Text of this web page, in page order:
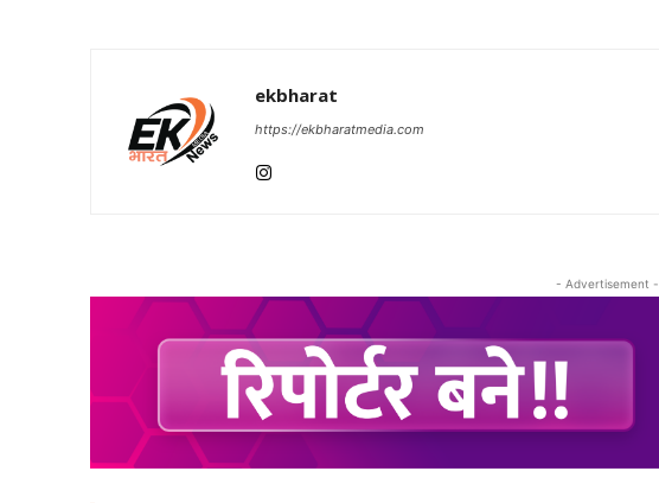
ekbharat
https://ekbharatmedia.com
- Advertisement -